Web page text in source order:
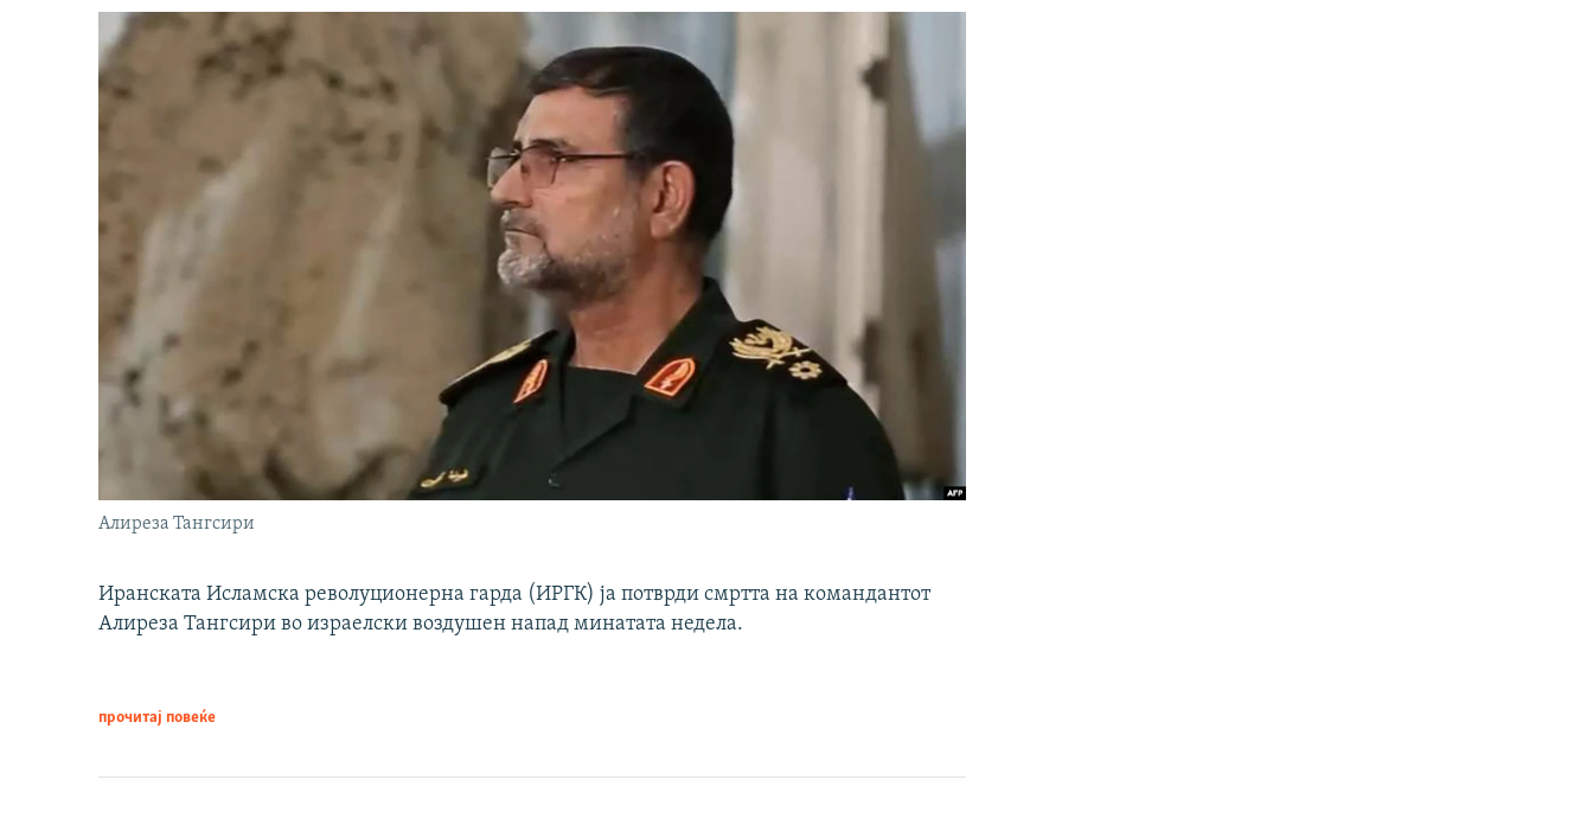
Алиреза Тангсири
Иранската Исламска револуционерна гарда (ИРГК) ја потврди смртта на командантот
Алиреза Тангсири во израелски воздушен напад минатата недела.
прочитај повеќе